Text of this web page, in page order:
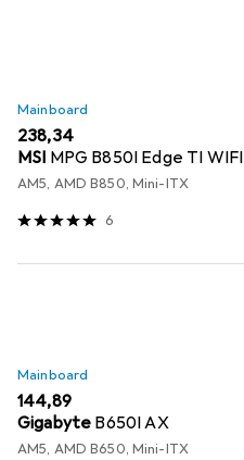
Mainboard
EUR
238,34
MSI MPG B850I Edge TI WIFI
AM5, AMD B850, Mini-ITX
6
Mainboard
EUR
144,89
Gigabyte B650I AX
AM5, AMD B650, Mini-ITX